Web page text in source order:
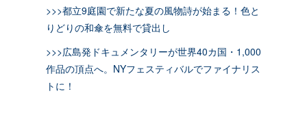
>>>都立9庭園で新たな夏の風物詩が始まる！色と
りどりの和傘を無料で貸出し
>>>広島発ドキュメンタリーが世界40カ国・1,000
作品の頂点へ。NYフェスティバルでファイナリス
トに！